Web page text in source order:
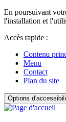
En poursuivant
l'installation et
Accès rapide :
Contenu
Menu
Contact
Plan du site
Options